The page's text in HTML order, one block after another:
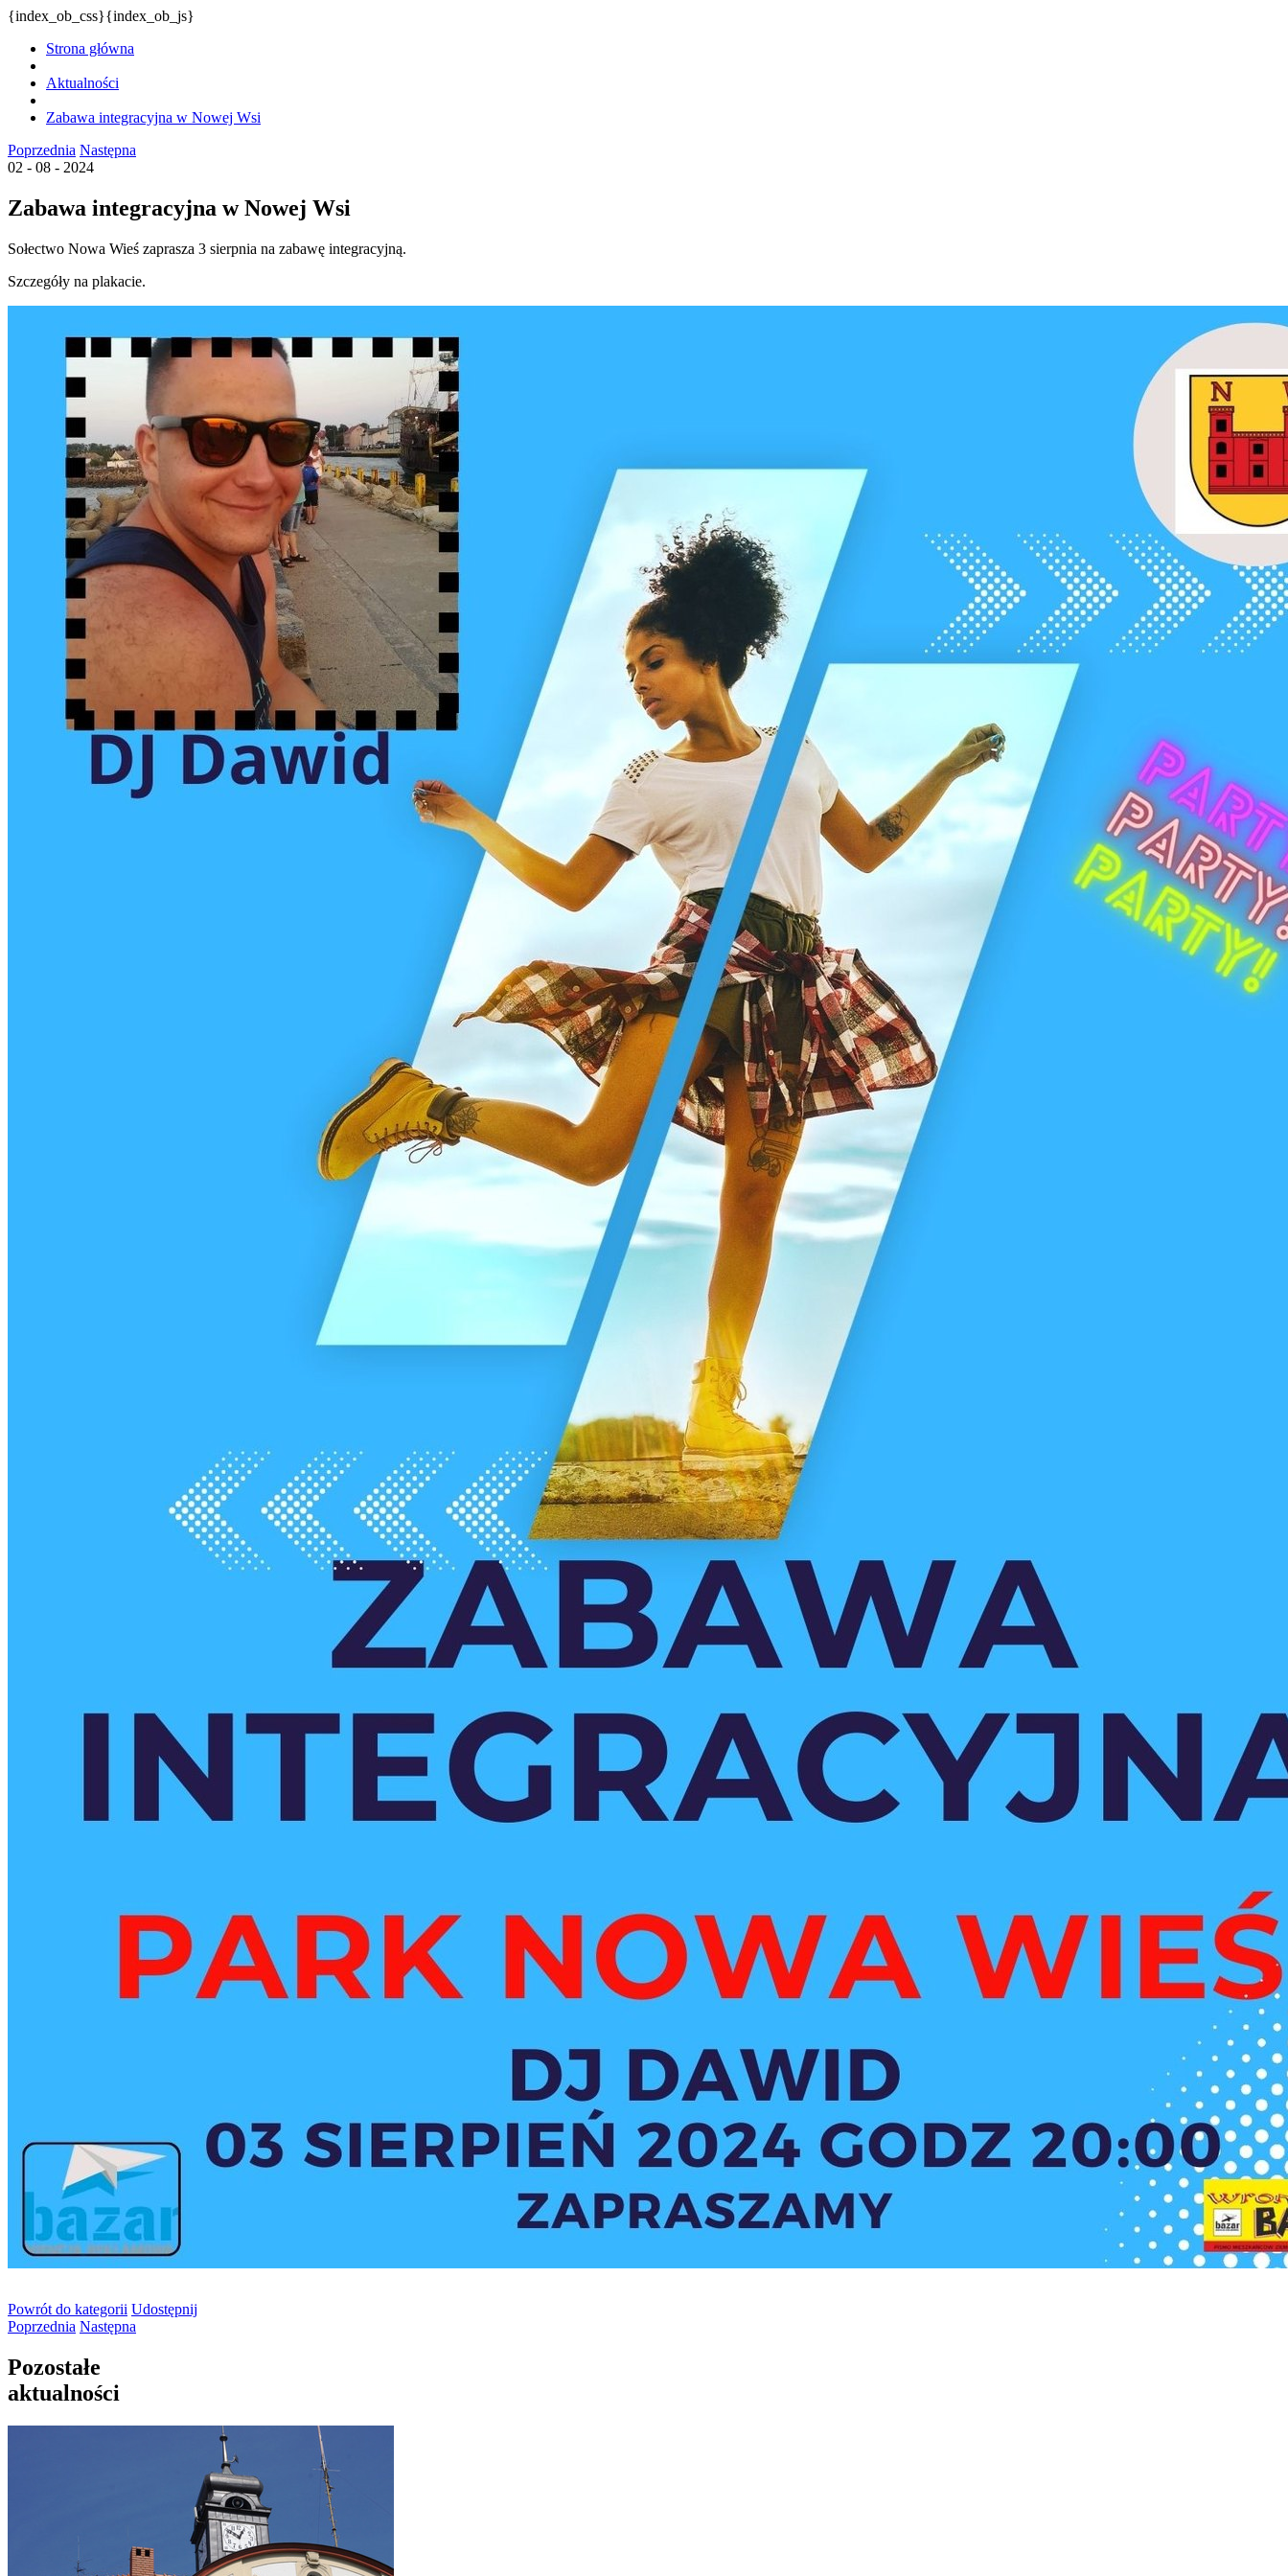
{index_ob_css}{index_ob_js}
Strona główna
Aktualności
Zabawa integracyjna w Nowej Wsi
Poprzednia Następna
02 - 08 - 2024
Zabawa integracyjna w Nowej Wsi
Sołectwo Nowa Wieś zaprasza 3 sierpnia na zabawę integracyjną.
Szczegóły na plakacie.
Powrót do kategorii Udostępnij
Poprzednia Następna
Pozostałe
aktualności